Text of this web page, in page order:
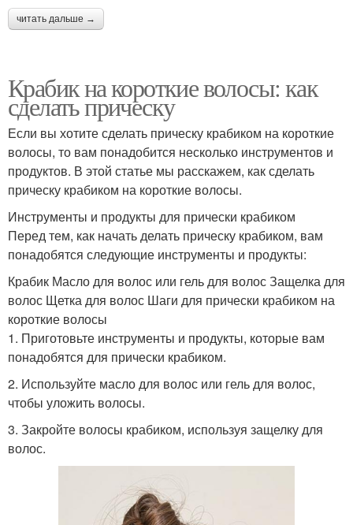
читать дальше →
Крабик на короткие волосы: как
сделать прическу
Если вы хотите сделать прическу крабиком на короткие
волосы, то вам понадобится несколько инструментов и
продуктов. В этой статье мы расскажем, как сделать
прическу крабиком на короткие волосы.
Инструменты и продукты для прически крабиком
Перед тем, как начать делать прическу крабиком, вам
понадобятся следующие инструменты и продукты:
Крабик Масло для волос или гель для волос Защелка для
волос Щетка для волос Шаги для прически крабиком на
короткие волосы
1. Приготовьте инструменты и продукты, которые вам
понадобятся для прически крабиком.
2. Используйте масло для волос или гель для волос,
чтобы уложить волосы.
3. Закройте волосы крабиком, используя защелку для
волос.